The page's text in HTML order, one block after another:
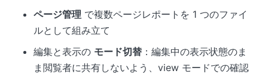
ページ管理 で複数ページレポートを 1 つのファイ
ルとして組み立て
編集と表示の モード切替 ：編集中の表示状態のま
ま閲覧者に共有しないよう、view モードでの確認